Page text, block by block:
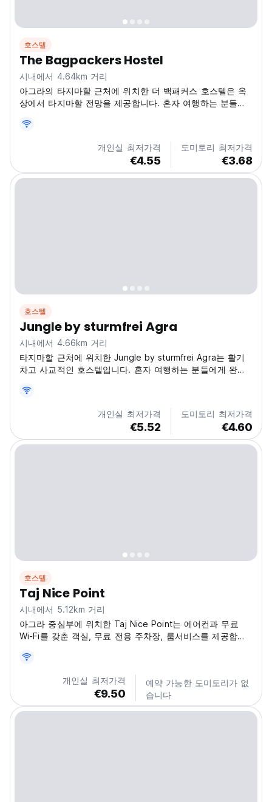
호스텔
The Bagpackers Hostel
시내에서 4.64km 거리
아그라의 타지마할 근처에 위치한 더 백패커스 호스텔은 옥
상에서 타지마할 전망을 제공합니다. 혼자 여행하는 분들과
탐험하기에 완벽합니다. (Auto-translated from original
개인실 최저가격
€4.55
도미토리 최저가격
€3.68
호스텔
Jungle by sturmfrei Agra
시내에서 4.66km 거리
타지마할 근처에 위치한 Jungle by sturmfrei Agra는 활기
차고 사교적인 호스텔입니다. 혼자 여행하는 분들에게 완벽
마 호스텔 중 하나입니다! (Auto-translated from original
개인실 최저가격
€5.52
도미토리 최저가격
€4.60
호스텔
Taj Nice Point
시내에서 5.12km 거리
아그라 중심부에 위치한 Taj Nice Point는 에어컨과 무료
Wi-Fi를 갖춘 객실, 무료 전용 주차장, 룸서비스를 제공합니
개인실 최저가격
€9.50
예약 가능한 도미토리가 없
습니다